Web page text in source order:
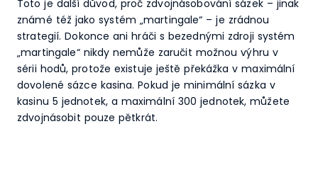
Toto je další důvod, proč zdvojnásobování sázek – jinak
známé též jako systém „martingale“ – je zrádnou
strategií. Dokonce ani hráči s bezednými zdroji systém
„martingale“ nikdy nemůže zaručit možnou výhru v
sérii hodů, protože existuje ještě překážka v maximální
dovolené sázce kasina. Pokud je minimální sázka v
kasinu 5 jednotek, a maximální 300 jednotek, můžete
zdvojnásobit pouze pětkrát.